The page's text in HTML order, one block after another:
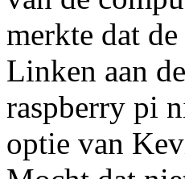
merkte dat
Linken aan
raspberry pi
optie van